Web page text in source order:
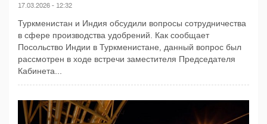
17.03.2026 - 12:32
Туркменистан и Индия обсудили вопросы сотрудничества
в сфере производства удобрений. Как сообщает
Посольство Индии в Туркменистане, данный вопрос был
рассмотрен в ходе встречи заместителя Председателя
Кабинета...